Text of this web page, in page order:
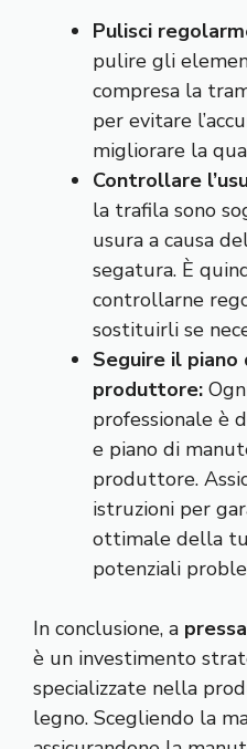
Pulisci
pulire gli
compresa la
per evitare
migliorare la
Controllare
la trafila sono
usura a causa
segatura. È
controllarne
sostituirli se
Seguire il
produttore:
professionale è
e piano di
produttore.
istruzioni per
ottimale della
potenziali
In conclusione, a
è un investimento
specializzate nella
legno. Scegliendo la